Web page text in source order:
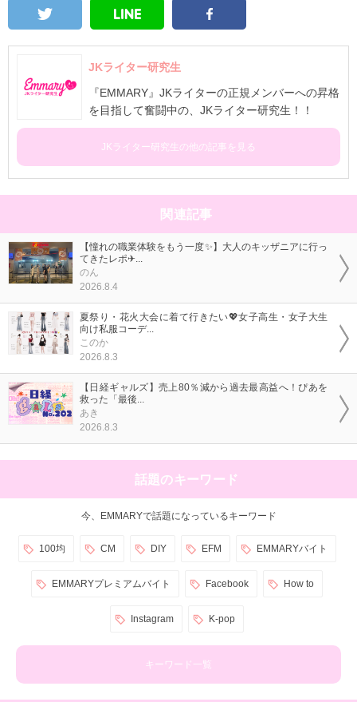
JKライター研究生
『EMMARY』JKライターの正規メンバーへの昇格
を目指して奮闘中の、JKライター研究生！！
JKライター研究生の他の記事を見る
関連記事
【憧れの職業体験をもう一度✨】大人のキッザニアに行っ
てきたレポ✈...
のん
2026.8.4
夏祭り・花火大会に着て行きたい💖女子高生・女子大生
向け私服コーデ...
このか
2026.8.3
【日経ギャルズ】売上80％減から過去最高益へ！ぴあを
救った「最後...
あき
2026.8.3
話題のキーワード
今、EMMARYで話題になっているキーワード
100均 CM DIY EFM EMMARYバイト
EMMARYプレミアムバイト Facebook How to
Instagram K-pop
キーワード一覧